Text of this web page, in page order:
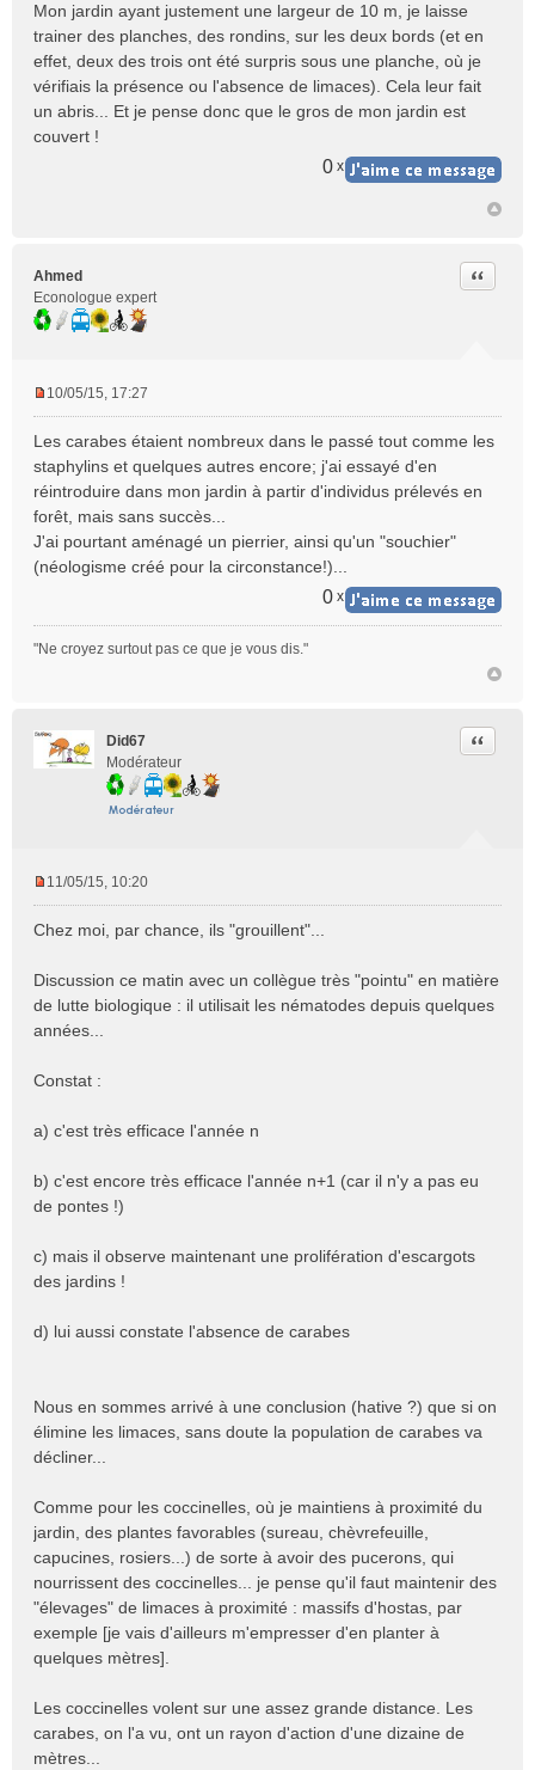
Mon jardin ayant justement une largeur de 10 m, je laisse
trainer des planches, des rondins, sur les deux bords (et en
effet, deux des trois ont été surpris sous une planche, où je
vérifiais la présence ou l'absence de limaces). Cela leur fait
un abris... Et je pense donc que le gros de mon jardin est
couvert !
0 x
Ahmed
Econologue expert
Citer
s
s
a
g
e
n
l
u
10/05/15, 17:27
Les carabes étaient nombreux dans le passé tout comme les
staphylins et quelques autres encore; j'ai essayé d'en
réintroduire dans mon jardin à partir d'individus prélevés en
forêt, mais sans succès...
J'ai pourtant aménagé un pierrier, ainsi qu'un "souchier"
(néologisme créé pour la circonstance!)...
0 x
"Ne croyez surtout pas ce que je vous dis."
Did67
Modérateur
Citer
s
a
g
e
n
u
11/05/15, 10:20
Chez moi, par chance, ils "grouillent"...
Discussion ce matin avec un collègue très "pointu" en matière
de lutte biologique : il utilisait les nématodes depuis quelques
années...
Constat :
a) c'est très efficace l'année n
b) c'est encore très efficace l'année n+1 (car il n'y a pas eu
de pontes !)
c) mais il observe maintenant une prolifération d'escargots
des jardins !
d) lui aussi constate l'absence de carabes
Nous en sommes arrivé à une conclusion (hative ?) que si on
élimine les limaces, sans doute la population de carabes va
décliner...
Comme pour les coccinelles, où je maintiens à proximité du
jardin, des plantes favorables (sureau, chèvrefeuille,
capucines, rosiers...) de sorte à avoir des pucerons, qui
nourrissent des coccinelles... je pense qu'il faut maintenir des
"élevages" de limaces à proximité : massifs d'hostas, par
exemple [je vais d'ailleurs m'empresser d'en planter à
quelques mètres].
Les coccinelles volent sur une assez grande distance. Les
carabes, on l'a vu, ont un rayon d'action d'une dizaine de
mètres...